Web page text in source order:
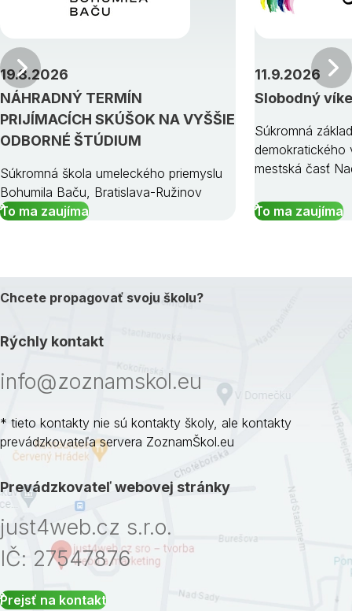
NÁHRADNÝ TERMÍN
PRIJÍMACÍCH SKÚŠOK NA VYŠŠIE
ODBORNÉ ŠTÚDIUM
19.8.2026
Súkromná škola umeleckého priemyslu
Bohumila Baču, Bratislava-Ružinov
To ma zaujíma
Slobodný
11.9.2026
Súkromná
demokratického
mestská časť
To ma zaujíma
Predchádzajúci
Chcete propagovať svoju školu?
Rýchly kontakt
info@zoznamskol.eu
* tieto kontakty nie sú kontakty školy, ale kontakty
prevádzkovateľa servera ZoznamŠkol.eu
Prevádzkovateľ webovej stránky
just4web.cz s.r.o.
IČ: 27547876
Prejsť na kontakt